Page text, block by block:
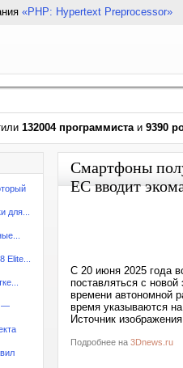
«PHP: Hypertext Preprocessor»
132004 программистаи 9390
для...
Elite...
—
Смартфоны
ЕС вводит
С 20 июня 2025 года
поставляться с
времени автономной
время указываются
Источник
Подробнее на 3Dnews.ru